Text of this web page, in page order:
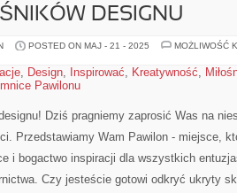
DESIGNU
POSTED ON MAJ - 21 - 2025
MOŻLIWOŚĆ
, Design, Inspirować, Kreatywność,
Pawilonu
Dziś pragniemy zaprosić Was na
Przedstawiamy ‍Wam Pawilon ‌- miejsce,
i bogactwo inspiracji dla‍ wszystkich
Czy‍ jesteście gotowi odkryć ukryty